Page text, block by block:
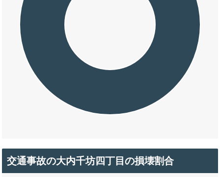
交通事故の大内千坊四丁目の損壊割合